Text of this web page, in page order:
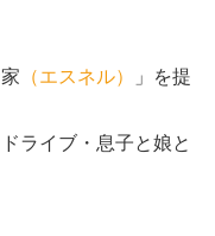
（エスネル）
」を提
ライブ・息子と娘と